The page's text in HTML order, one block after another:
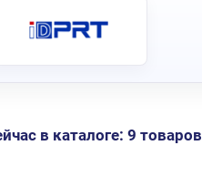
в каталоге: 9 товаров